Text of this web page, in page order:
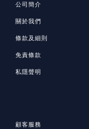
公司簡介
關於我們
條款及細則
免責條款
私隱聲明
顧客服務